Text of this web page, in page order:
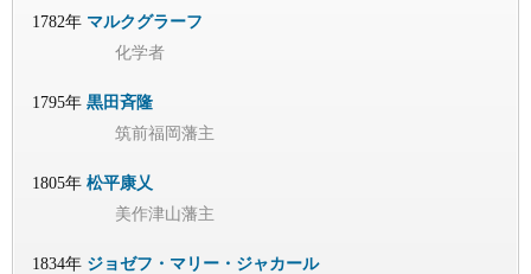
1782年 マルクグラーフ
化学者
1795年 黒田斉隆
筑前福岡藩主
1805年 松平康乂
美作津山藩主
1834年 ジョゼフ・マリー・ジャカール